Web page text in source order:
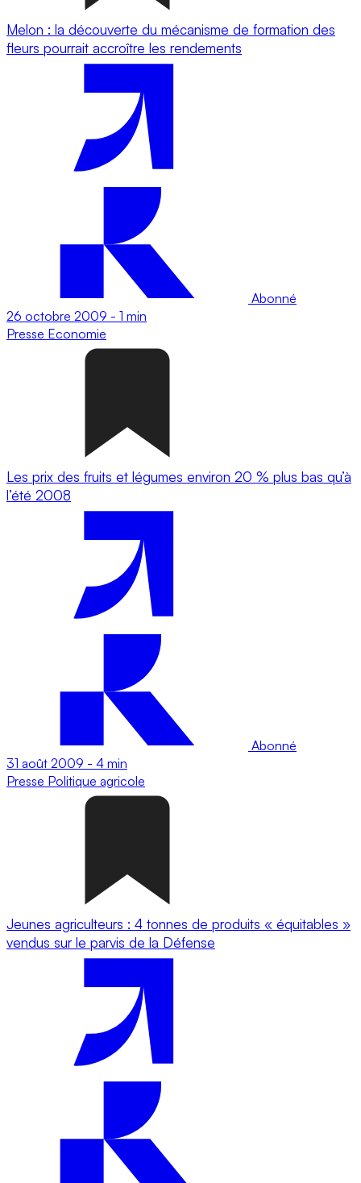
Melon : la découverte du mécanisme de formation des
fleurs pourrait accroître les rendements
Abonné
26 octobre 2009 - 1 min
Presse Economie
Les prix des fruits et légumes environ 20 % plus bas qu’à
l’été 2008
Abonné
31 août 2009 - 4 min
Presse Politique agricole
Jeunes agriculteurs : 4 tonnes de produits « équitables »
vendus sur le parvis de la Défense